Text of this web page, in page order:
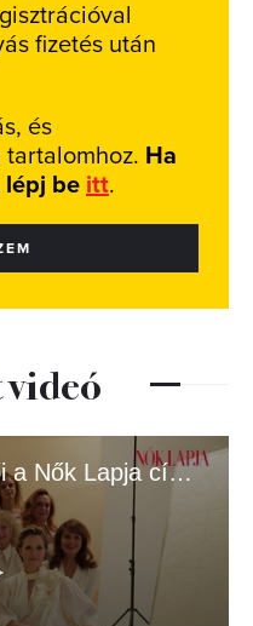
fizetés után
és
tartalomhoz. Ha
lépj be itt.
A Játékszín művésznői a Nők Lapja címlapján